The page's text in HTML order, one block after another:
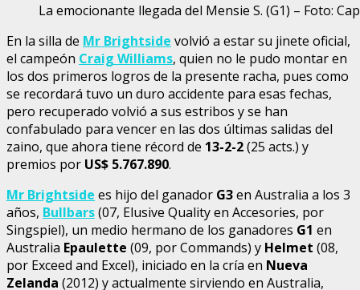
La emocionante llegada del Mensie S. (G1) – Foto:
En la silla de Mr Brightside volvió a estar su jinete oficial,
el campeón Craig Williams, quien no le pudo montar en
los dos primeros logros de la presente racha, pues como
se recordará tuvo un duro accidente para esas fechas,
pero recuperado volvió a sus estribos y se han
confabulado para vencer en las dos últimas salidas del
zaino, que ahora tiene récord de 13-2-2(25 acts.) y
premios por US$ 5.767.890.
Mr Brightside es hijo del ganador G3en Australia a los 3
años, Bullbars(07, Elusive Quality en Accesories, por
Singspiel), un medio hermano de los ganadores G1 en
Australia Epaulette (09, por Commands) y Helmet (08,
por Exceed and Excel), iniciado en la cría en Nueva
Zelanda (2012) y actualmente sirviendo en Australia,